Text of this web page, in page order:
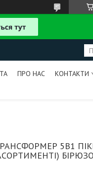
ПРО НАС КОНТАКТИ
5В1